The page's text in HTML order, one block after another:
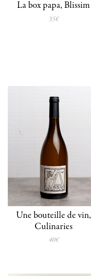
La box papa, Blissim
35€
Une bouteille de vin,
Culinaries
40€